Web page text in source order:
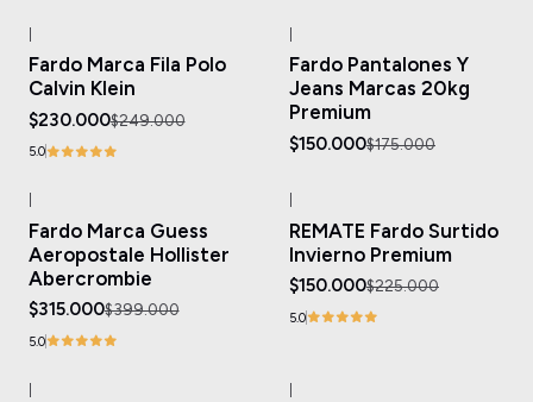
Agotado
Fardo Marca Fila Polo
Calvin Klein
$230.000$249.000
5.0
Agotado
Fardo Pantalones Y
Jeans Marcas 20kg
Premium
$150.000$175.000
Fardo Marca Guess
Aeropostale Hollister
Abercrombie
$315.000$399.000
5.0
REMATE Fardo Surtido
Invierno Premium
$150.000$225.000
5.0